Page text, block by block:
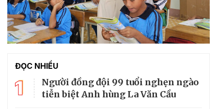
ĐỌC NHIỀU
1
Người đồng đội 99 tuổi nghẹn ngào
tiễn biệt Anh hùng La Văn Cầu